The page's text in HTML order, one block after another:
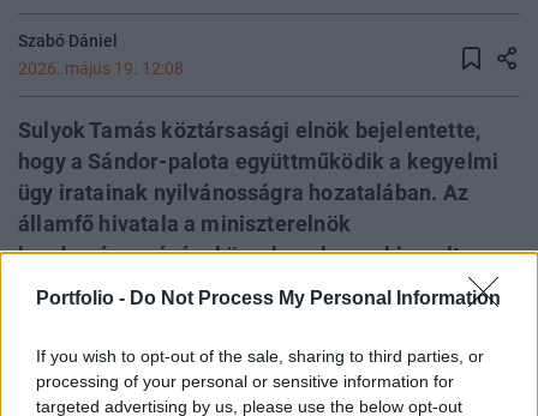
Portfolio - Do Not Process My Personal Information
If you wish to opt-out of the sale, sharing to third parties, or
processing of your personal or sensitive information for
targeted advertising by us, please use the below opt-out
Szabó Dániel
2026. május 19. 12:08
Sulyok Tamás köztársasági elnök bejelentette,
hogy a Sándor-palota együttműködik a kegyelmi
ügy iratainak nyilvánosságra hozatalában. Az
államfő hivatala a miniszterelnök
kezdeményezésével összhangban, a kiemelt
közérdeklődésre tekintettel hivatalos megkeresés
dokumentumokat a kormány képviselőjének.
Magyar Péter miniszterelnök már a
dokumentumok azon részét, amelyhez a